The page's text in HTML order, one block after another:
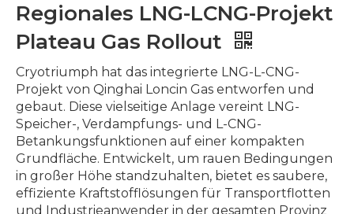
Regionales LNG-LCNG-Projekt
Plateau Gas Rollout
Cryotriumph hat das integrierte LNG-L-CNG-
Projekt von Qinghai Loncin Gas entworfen und
gebaut. Diese vielseitige Anlage vereint LNG-
Speicher-, Verdampfungs- und L-CNG-
Betankungsfunktionen auf einer kompakten
Grundfläche. Entwickelt, um rauen Bedingungen
in großer Höhe standzuhalten, bietet es saubere,
effiziente Kraftstofflösungen für Transportflotten
und Industrieanwender in der gesamten Provinz